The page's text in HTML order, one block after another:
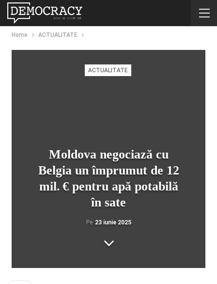
Home ACTUALITATE
ACTUALITATE
Moldova negociază cu
Belgia un împrumut de 12
mil. € pentru apă potabilă
în sate
Pe 23 iunie 2025